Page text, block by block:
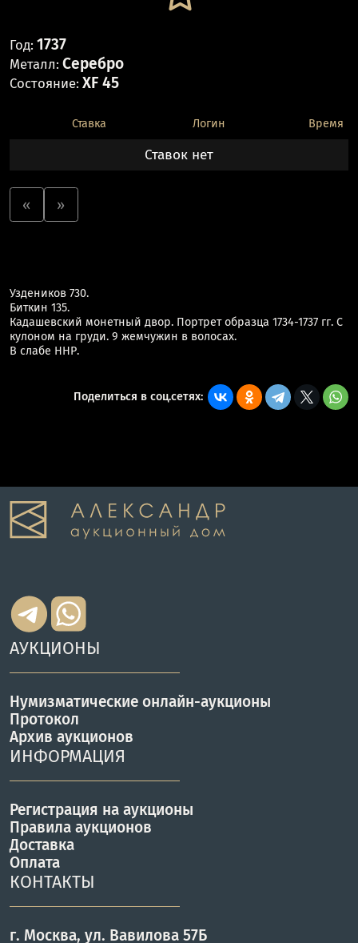
Год: 1737
Металл: Серебро
Состояние: XF 45
Ставка Логин Время
Ставок нет
« »
Уздеников 730.
Биткин 135.
Кадашевский монетный двор. Портрет образца 1734-1737 гг. С
кулоном на груди. 9 жемчужин в волосах.
В слабе ННР.
Поделиться в соц.сетях:
АУКЦИОНЫ
Нумизматические онлайн-аукционы
Протокол
Архив аукционов
ИНФОРМАЦИЯ
Регистрация на аукционы
Правила аукционов
Доставка
Оплата
КОНТАКТЫ
г. Москва, ул. Вавилова 57Б